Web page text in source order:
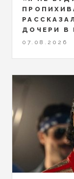
ДОЧЕРИ В
07.08.2026